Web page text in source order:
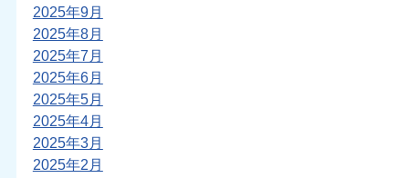
2025年9月
2025年8月
2025年7月
2025年6月
2025年5月
2025年4月
2025年3月
2025年2月